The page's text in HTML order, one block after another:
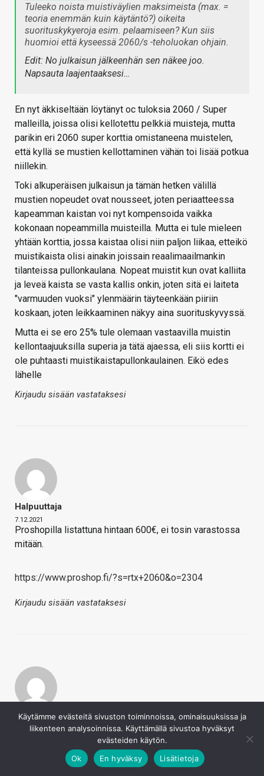
Tuleeko noista muistiväylien maksimeista (max. =
teoria enemmän kuin käytäntö?) oikeita
suorituskykyeroja esim. pelaamiseen? Kun siis
huomioi että kyseessä 2060/s -teholuokan ohjain.
Edit: No julkaisun jälkeenhän sen näkee joo.
Napsauta laajentaaksesi…
En nyt äkkiseltään löytänyt oc tuloksia 2060 / Super
malleilla, joissa olisi kellotettu pelkkiä muisteja, mutta
parikin eri 2060 super korttia omistaneena muistelen,
että kyllä se mustien kellottaminen vähän toi lisää potkua
niillekin.
Toki alkuperäisen julkaisun ja tämän hetken välillä
mustien nopeudet ovat nousseet, joten periaatteessa
kapeamman kaistan voi nyt kompensoida vaikka
kokonaan nopeammilla muisteilla. Mutta ei tule mieleen
yhtään korttia, jossa kaistaa olisi niin paljon liikaa, etteikö
muistikaista olisi ainakin joissain reaalimaailmankin
tilanteissa pullonkaulana. Nopeat muistit kun ovat kalliita
ja leveä kaista se vasta kallis onkin, joten sitä ei laiteta
"varmuuden vuoksi" ylenmäärin täyteenkään piiriin
koskaan, joten leikkaaminen näkyy aina suorituskyvyssä.
Mutta ei se ero 25% tule olemaan vastaavilla muistin
kellontaajuuksilla superia ja tätä ajaessa, eli siis kortti ei
ole puhtaasti muistikaistapullonkaulainen. Eikö edes
lähelle
Kirjaudu sisään vastataksesi
Halpuuttaja
7.12.2021
Proshopilla listattuna hintaan 600€, ei tosin varastossa
mitään.
https://www.proshop.fi/?s=rtx+2060&o=2304
Kirjaudu sisään vastataksesi
Potka_
7.12.2021
Joo, katoin kanssa alkaen 599,- Jimssillä ei löydy vielä.
Semmonen ’joululahja’ pelaajille
Käytämme evästeitä sivuston toiminnoissa, ominaisuuksissa ja
liikenteen analysoinnissa. Käyttämällä sivustoa hyväksyt
evästeiden käytön.
Ok
En hyväksy Lisätietoja